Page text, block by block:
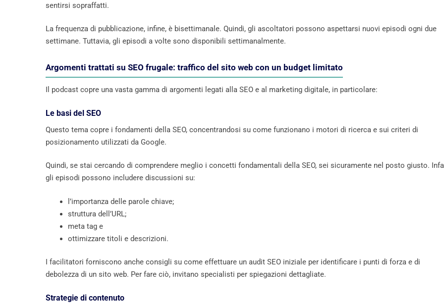
sentirsi sopraffatti.
La frequenza di pubblicazione, infine, è bisettimanale. Quindi, gli ascoltatori possono aspettarsi nuovi episodi ogni due
settimane. Tuttavia, gli episodi a volte sono disponibili settimanalmente.
Argomenti trattati su SEO frugale: traffico del sito web con un budget limitato
Il podcast copre una vasta gamma di argomenti legati alla SEO e al marketing digitale, in particolare:
Le basi del SEO
Questo tema copre i fondamenti della SEO, concentrandosi su come funzionano i motori di ricerca e sui criteri di
posizionamento utilizzati da Google.
Quindi, se stai cercando di comprendere meglio i concetti fondamentali della SEO, sei sicuramente nel posto giusto.
gli episodi possono includere discussioni su:
l’importanza delle parole chiave;
struttura dell’URL;
meta tag e
ottimizzare titoli e descrizioni.
I facilitatori forniscono anche consigli su come effettuare un audit SEO iniziale per identificare i punti di forza e di
debolezza di un sito web. Per fare ciò, invitano specialisti per spiegazioni dettagliate.
Strategie di contenuto